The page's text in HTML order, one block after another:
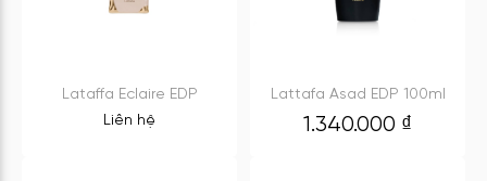
Lataffa Eclaire EDP
Liên hệ
Lattafa Asad EDP 100ml
1.340.000 ₫